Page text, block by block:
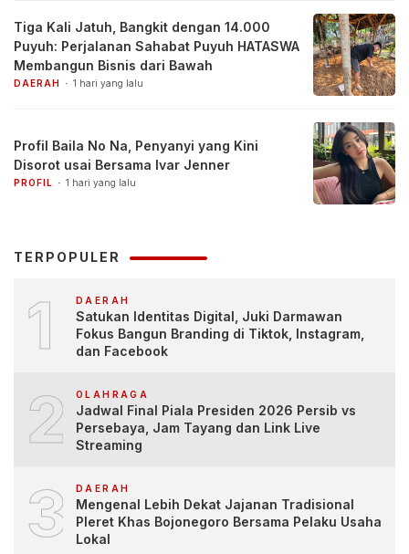
Tiga Kali Jatuh, Bangkit dengan 14.000
Puyuh: Perjalanan Sahabat Puyuh HATASWA
Membangun Bisnis dari Bawah
DAERAH 1 hari yang lalu
Profil Baila No Na, Penyanyi yang Kini
Disorot usai Bersama Ivar Jenner
PROFIL 1 hari yang lalu
TERPOPULER
1 DAERAH
Satukan Identitas Digital, Juki Darmawan
Fokus Bangun Branding di Tiktok, Instagram,
dan Facebook
2 OLAHRAGA
Jadwal Final Piala Presiden 2026 Persib vs
Persebaya, Jam Tayang dan Link Live
Streaming
3 DAERAH
Mengenal Lebih Dekat Jajanan Tradisional
Pleret Khas Bojonegoro Bersama Pelaku Usaha
Lokal